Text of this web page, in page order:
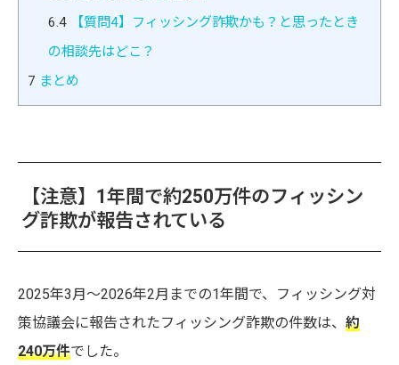
6.4【質問4】フィッシング詐欺かも？と思ったとき
の相談先はどこ？
7 まとめ
【注意】1年間で約250万件のフィッシン
グ詐欺が報告されている
2025年3月～2026年2月までの1年間で、フィッシング対
策協議会に報告されたフィッシング詐欺の件数は、 約
240万件でした。